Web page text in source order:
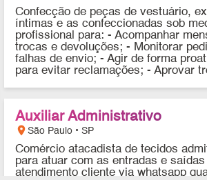
Confecção de peças de vestuário,
íntimas e as confeccionadas sob
profissional para: - Acompanhar
trocas e devoluções; - Monitorar
falhas de envio; - Agir de forma
para evitar reclamações; - Aprovar
Auxiliar Administrativo
location_onSão Paulo • SP
Comércio atacadista de tecidos
para atuar com as entradas e
atendimento cliente via whatsapp